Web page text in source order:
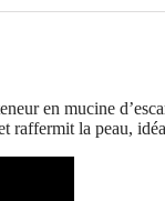
en mucine
raffermit la peau,